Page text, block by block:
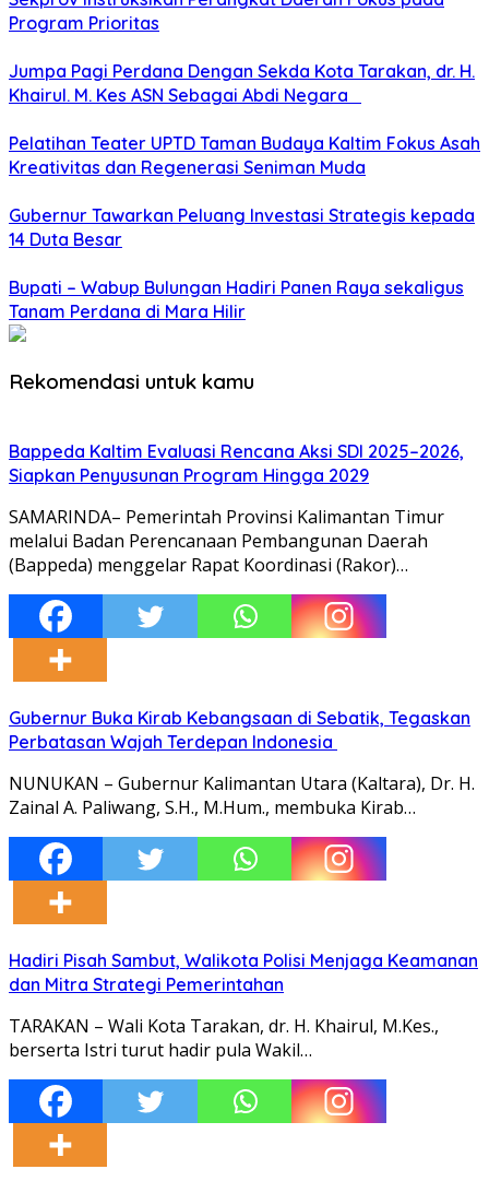
Program Prioritas
Jumpa Pagi Perdana Dengan Sekda Kota Tarakan, dr. H.
Khairul. M. Kes ASN Sebagai Abdi Negara
Pelatihan Teater UPTD Taman Budaya Kaltim Fokus Asah
Kreativitas dan Regenerasi Seniman Muda
Gubernur Tawarkan Peluang Investasi Strategis kepada
14 Duta Besar
Bupati – Wabup Bulungan Hadiri Panen Raya sekaligus
Tanam Perdana di Mara Hilir
Rekomendasi untuk kamu
Bappeda Kaltim Evaluasi Rencana Aksi SDI 2025–2026,
Siapkan Penyusunan Program Hingga 2029
SAMARINDA– Pemerintah Provinsi Kalimantan Timur
melalui Badan Perencanaan Pembangunan Daerah
(Bappeda) menggelar Rapat Koordinasi (Rakor)…
Gubernur Buka Kirab Kebangsaan di Sebatik, Tegaskan
Perbatasan Wajah Terdepan Indonesia
NUNUKAN – Gubernur Kalimantan Utara (Kaltara), Dr. H.
Zainal A. Paliwang, S.H., M.Hum., membuka Kirab…
Hadiri Pisah Sambut, Walikota Polisi Menjaga Keamanan
dan Mitra Strategi Pemerintahan
TARAKAN – Wali Kota Tarakan, dr. H. Khairul, M.Kes.,
berserta Istri turut hadir pula Wakil…